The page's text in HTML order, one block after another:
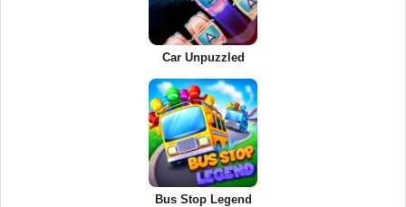
Car Unpuzzled
Bus Stop Legend